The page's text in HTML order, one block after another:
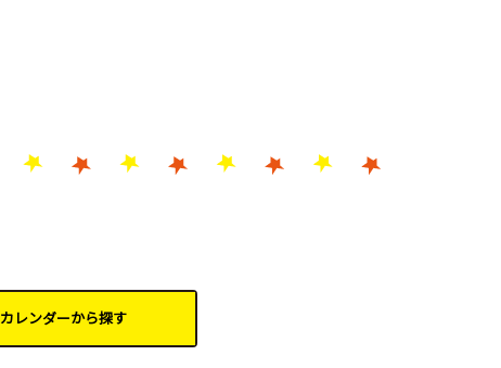
カレンダーから探す